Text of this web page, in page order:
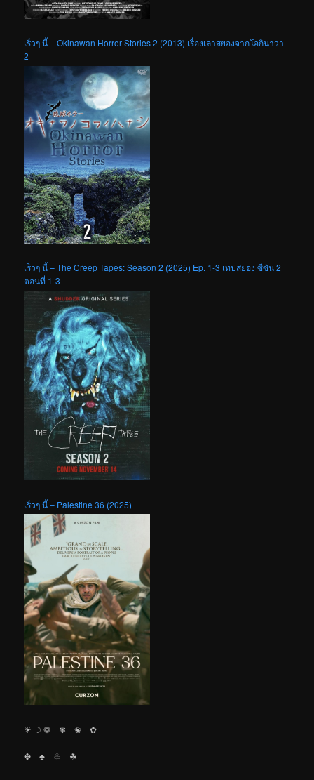
เร็วๆ นี้ – Okinawan Horror Stories 2 (2013) เรื่องเล่าสยองจากโอกินาว่า
2
เร็วๆ นี้ – The Creep Tapes: Season 2 (2025) Ep. 1-3 เทปสยอง ซีซัน 2
ตอนที่ 1-3
เร็วๆ นี้ – Palestine 36 (2025)
☀︎ ☽ ❁ ✾ ❀ ✿
✤ ♣︎ ♧ ☘︎